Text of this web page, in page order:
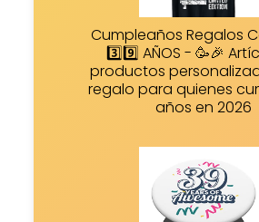
Cumpleaños Regalos
3️⃣9️⃣ AÑOS - 🥳🎉
productos
regalo para quienes
años en 2026